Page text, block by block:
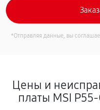
*Отправляя данные, вы
Цены и
платы MSI